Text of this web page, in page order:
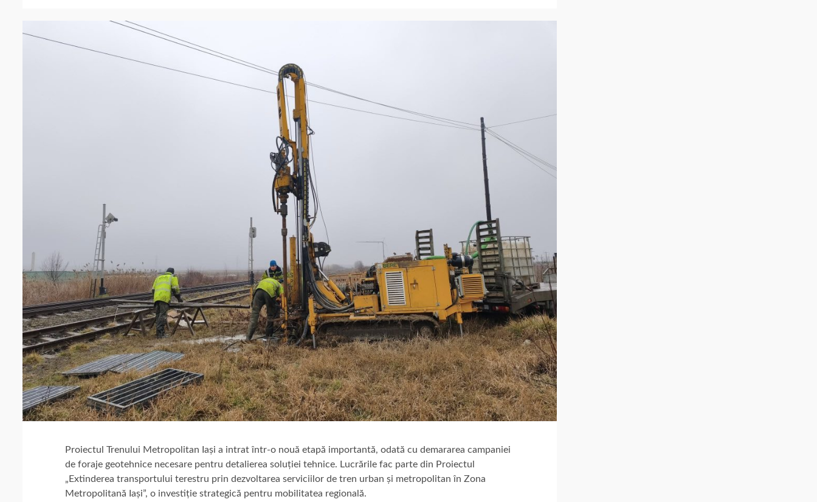
Proiectul Trenului Metropolitan Iași a intrat într-o nouă etapă importantă, odată cu demararea campaniei
de foraje geotehnice necesare pentru detalierea soluției tehnice. Lucrările fac parte din Proiectul
„Extinderea transportului terestru prin dezvoltarea serviciilor de tren urban și metropolitan în Zona
Metropolitană Iași”, o investiție strategică pentru mobilitatea regională.